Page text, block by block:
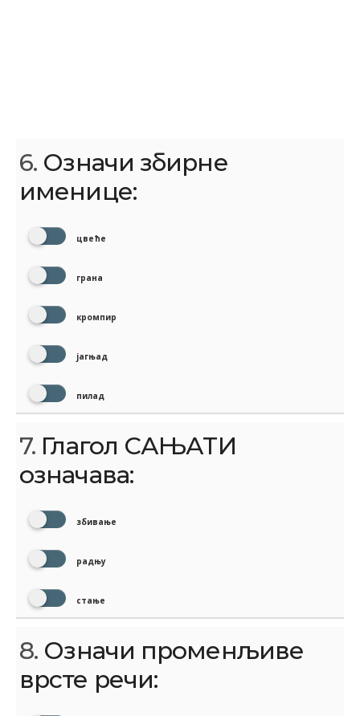
6. Означи збирне
именице:
цвеће
грана
кромпир
јагњад
пилад
7. Глагол САЊАТИ
означава:
збивање
радњу
стање
8. Означи променљиве
врсте речи: